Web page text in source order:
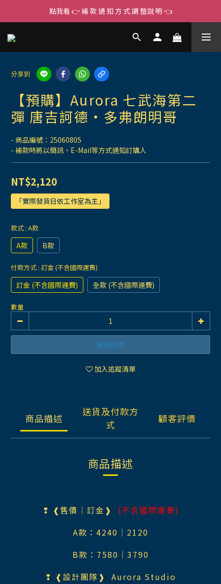
點我看 👉 補 款 通 知 方 式 調 整說 明 👈
分享到
【預購】Aurora 七武海第二
彈 唐吉訶德·多弗朗明哥
- 商品編號：25060805
- 補款時將以簡訊、E-Mail等方式通知訂購人
NT$2,120
「實際發貨日依工作室為主」
款式 : A款
A款 B款
付款方式 : 訂金 (不含國際運費)
訂金 (不含國際運費) 全款 (不含國際運費)
數量
販售結束
加入追蹤清單
商品描述
送貨及付款方
式
顧客評價
商品描述
❢ ❰售價｜訂金❱
(不含國際運費)
A款：4240｜2120
B款：7580｜3790
❢ ❰設計團隊❱ Aurora Studio